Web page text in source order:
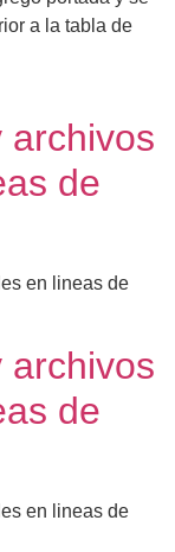
a la tabla de
archivos
de
en lineas de
archivos
de
en lineas de